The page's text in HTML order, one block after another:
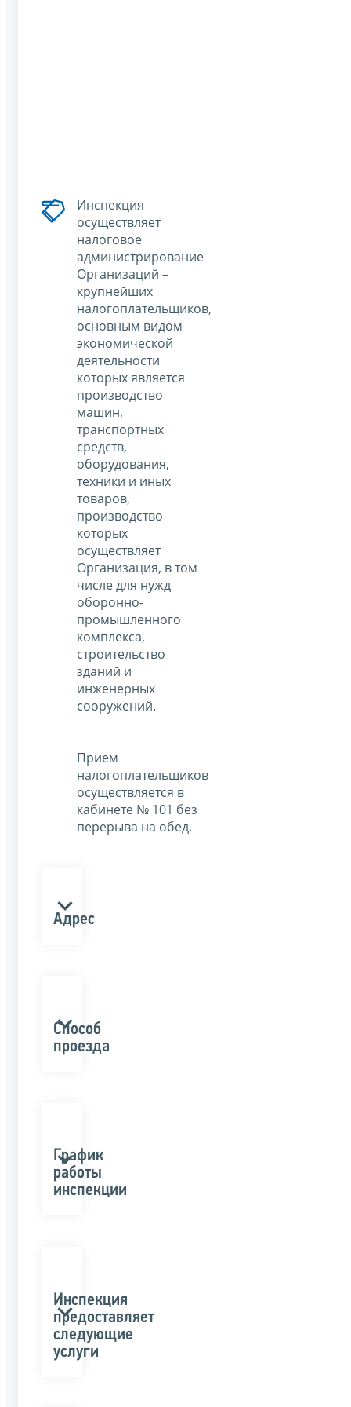
Инспекция
осуществляет
налоговое
администрирование
Организаций –
крупнейших
налогоплательщиков,
основным видом
экономической
деятельности
которых является
производство
машин,
транспортных
средств,
оборудования,
техники и иных
товаров,
производство
которых
осуществляет
Организация, в том
числе для нужд
оборонно-
промышленного
комплекса,
строительство
зданий и
инженерных
сооружений.
Прием
налогоплательщиков
осуществляется в
кабинете № 101 без
перерыва на обед.
Адрес
Способ
проезда
График
работы
инспекции
Инспекция
предоставляет
следующие
услуги